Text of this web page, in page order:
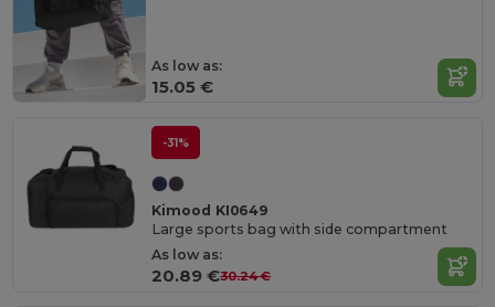
As low as:
15.05 €
-31%
Kimood KI0649
Large sports bag with side compartment
As low as:
20.89 €30.24 €